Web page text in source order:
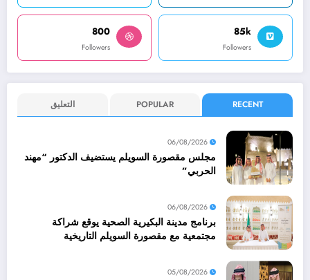
85k
Followers
800
Followers
RECENT
POPULAR التعليق
06/08/2026
مجلس مقصورة السويلم يستضيف الدكتور “مهند
الحربي”
06/08/2026
برنامج مدينة البكيرية الصحية يوقع شراكة
مجتمعية مع مقصورة السويلم التاريخية
05/08/2026